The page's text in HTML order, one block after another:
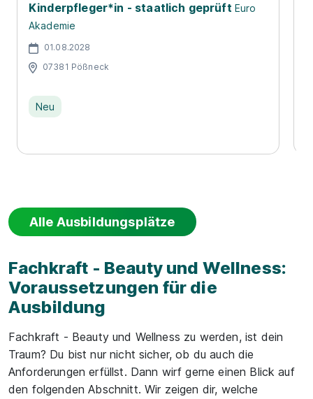
Kinderpfleger*in - staatlich geprüft Euro
Akademie
01.08.2028
07381 Pößneck
Neu
Alle Ausbildungsplätze
Fachkraft - Beauty und Wellness:
Voraussetzungen für die
Ausbildung
Fachkraft - Beauty und Wellness zu werden, ist dein
Traum? Du bist nur nicht sicher, ob du auch die
Anforderungen erfüllst. Dann wirf gerne einen Blick auf
den folgenden Abschnitt. Wir zeigen dir, welche